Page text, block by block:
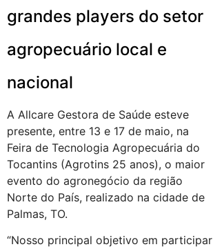
grandes players do setor
agropecuário local e
nacional
A Allcare Gestora de Saúde esteve
presente, entre 13 e 17 de maio, na
Feira de Tecnologia Agropecuária do
Tocantins (Agrotins 25 anos), o maior
evento do agronegócio da região
Norte do País, realizado na cidade de
Palmas, TO.
“Nosso principal objetivo em participar